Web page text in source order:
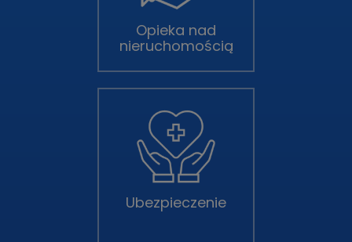
Opieka nad
nieruchomością
Ubezpieczenie